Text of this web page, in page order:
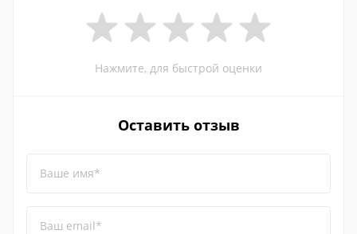
Нажмите, для быстрой оценки
Оставить отзыв
Ваше имя*
Ваш email*